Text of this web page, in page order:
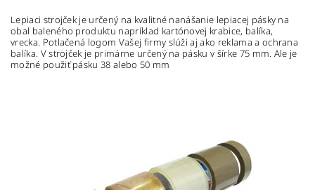
Lepiaci strojček je určený na kvalitné nanášanie lepiacej pásky na
obal baleného produktu napríklad kartónovej krabice, balíka,
vrecka. Potlačená logom Vašej firmy slúži aj ako reklama a ochrana
balíka. V strojček je primárne určený na pásku v šírke 75 mm. Ale je
možné použiť pásku 38 alebo 50 mm